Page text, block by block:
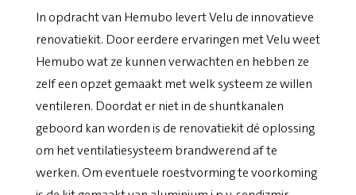
In opdracht van Hemubo levert Velu de innovatieve
renovatiekit. Door eerdere ervaringen met Velu weet
Hemubo wat ze kunnen verwachten en hebben ze
zelf een opzet gemaakt met welk systeem ze willen
ventileren. Doordat er niet in de shuntkanalen
geboord kan worden is de renovatiekit dé oplossing
om het ventilatiesysteem brandwerend af te
werken. Om eventuele roestvorming te voorkoming